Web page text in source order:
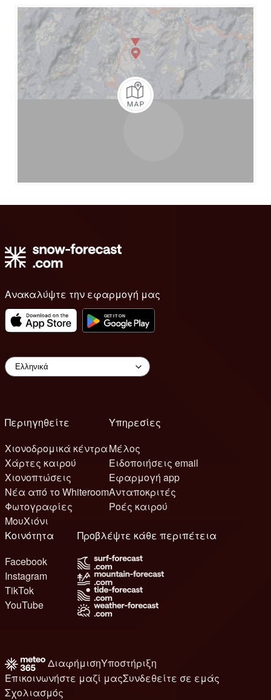
Ανακαλύψτε την εφαρμογή μας
Περιηγηθείτε
Χιονοδρομικά κέντρα
Χάρτες καιρού
Χιονοπτώσεις
Νέα από το Whiteroom
Φωτογραφίες
ΜουΧιόνι
Υπηρεσίες
Μέλος
Ειδοποιήσεις email
Εφαρμογή app
Ανταποκριτές
Ροές καιρού
Κοινότητα
Facebook
Instagram
TikTok
YouTube
Προβλέψτε κάθε περιπέτεια
ΔιαφήμισηΥποστήριξη
Επικοινωνήστε μαζί μαςΣυνδεθείτε σε εμάς
Σχολιασμός